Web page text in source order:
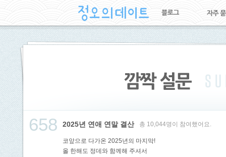
658 2025년 연애 연말 결산 총 10,044명이 참여했어요.
코앞으로 다가온 2025년의 마지막!
올 한해도 정데와 함께해 주셔서